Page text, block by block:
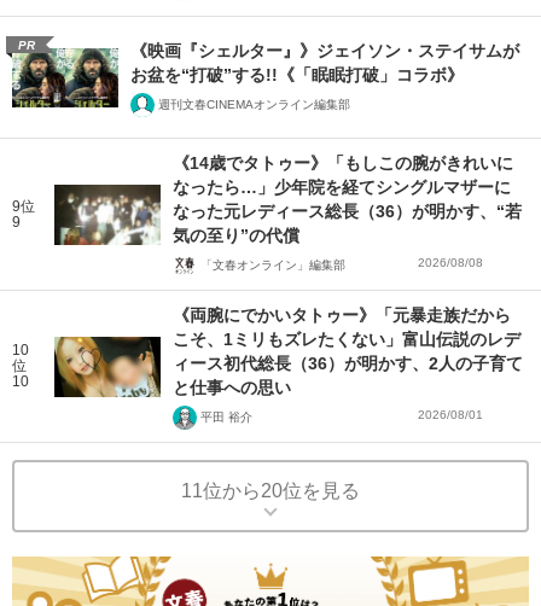
PR
《映画『シェルター』》ジェイソン・ステイサムが
お盆を“打破”する!!《「眠眠打破」コラボ》
週刊文春CINEMAオンライン編集部
9位
9
《14歳でタトゥー》「もしこの腕がきれいに
なったら…」少年院を経てシングルマザーに
なった元レディース総長（36）が明かす、“若
気の至り”の代償
「文春オンライン」編集部 2026/08/08
10
位
10
《両腕にでかいタトゥー》「元暴走族だから
こそ、1ミリもズレたくない」富山伝説のレデ
ィース初代総長（36）が明かす、2人の子育て
と仕事への思い
平田 裕介 2026/08/01
11位から20位を見る